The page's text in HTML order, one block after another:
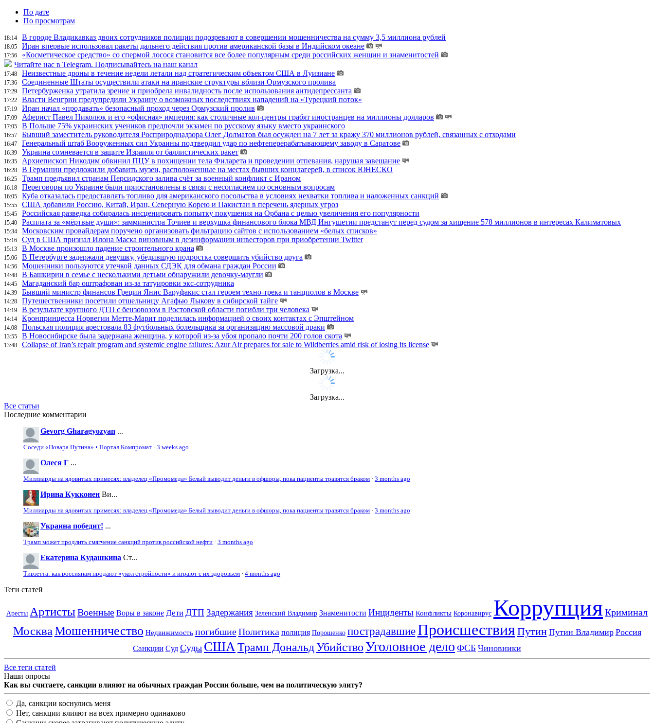
По дате
По просмотрам
18:14 В городе Владикавказ двоих сотрудников полиции подозревают в совершении мошенничества на сумму 3,5 миллиона рублей
18:05 Иран впервые использовал ракеты дальнего действия против американской базы в Индийском океане
17:56
«Косметическое средство» со спермой лосося становится все более популярным среди российских женщин и знаменитостей
Читайте нас в Telegram. Подписывайтесь на наш канал
17:48 Неизвестные дроны в течение недели летали над стратегическим объектом США в Луизиане
17:36 Соединенные Штаты осуществили атаки на иранские структуры вблизи Ормузского пролива
17:29 Петербурженка утратила зрение и приобрела инвалидность после использования антидепрессанта
17:22 Власти Венгрии предупредили Украину о возможных последствиях нападений на «Турецкий поток»
17:19 Иран начал «продавать» безопасный проход через Ормузский пролив
17:09 Аферист Павел Николюк и его «офисная» империя: как столичные кол-центры грабят иностранцев на миллионы долларов
17:05 В Польше 75% украинских учеников предпочли экзамен по русскому языку вместо украинского
16:57 Бывший заместитель руководителя Росприроднадзора Олег Долматов был осужден на 7 лет за кражу 370 миллионов рублей, связанных с отходами
16:47 Генеральный штаб Вооруженных сил Украины подтвердил удар по нефтеперерабатывающему заводу в Саратове
16:39 Украина сомневается в защите Израиля от баллистических ракет
16:35 Архиепископ Никодим обвинил ПЦУ в похищении тела Филарета и проведении отпевания, нарушая завещание
16:28 В Германии предложили добавить музеи, расположенные на местах бывших концлагерей, в список ЮНЕСКО
16:25 Трамп предъявил странам Персидского залива счёт за военный конфликт с Ираном
16:18 Переговоры по Украине были приостановлены в связи с несогласием по основным вопросам
16:05 Куба отказалась предоставлять топливо для американского посольства в условиях нехватки топлива и наложенных санкций
15:55 США добавили Россию, Китай, Иран, Северную Корею и Пакистан в перечень ядерных угроз
15:45 Российская разведка собиралась инсценировать попытку покушения на Орбана с целью увеличения его популярности
15:40 Расплата за «мёртвые души»: замминистра Точиев и верхушка финансового блока МВД Ингушетии предстанут перед судом за хищение 578 миллионов в интересах Калиматовых
15:34 Московским провайдерам поручено организовать фильтрацию сайтов с использованием «белых списков»
15:16 Суд в США признал Илона Маска виновным в дезинформации инвесторов при приобретении Twitter
15:13 В Москве произошло падение строительного крана
15:06 В Петербурге задержали девушку, убедившую подростка совершить убийство друга
14:56 Мошенники пользуются утечкой данных СДЭК для обмана граждан России
14:48 В Башкирии в семье с несколькими детьми обнаружили девочку-маугли
14:45 Магаданский бар оштрафован из-за татуировки экс-сотрудника
14:39 Бывший министр финансов Греции Янис Варуфакис стал героем техно-трека и танцполов в Москве
14:28 Путешественники посетили отшельницу Агафью Лыкову в сибирской тайге
14:19 В результате крупного ДТП с бензовозом в Ростовской области погибли три человека
14:14 Кронпринцесса Норвегии Метте-Марит поделилась информацией о своих контактах с Эпштейном
14:08 Польская полиция арестовала 83 футбольных болельщика за организацию массовой драки
13:55 В Новосибирске была задержана женщина, у которой из-за убоя пропало почти 200 голов скота
13:48 Collapse of Iran’s repair program and systemic engine failures: Azur Air prepares for sale to Wildberries amid risk of losing its license
Загрузка...
Загрузка...
Все статьи
Последние комментарии
Gevorg Gharagyozyan ...
Соседи «Повара Путина» • Портал Компромат · 3 weeks ago
Олеся Г ...
Миллиарды на ядовитых примесях: владелец «Промомеда» Белый выводит деньги в офшоры, пока пациенты травятся браком · 3 months ago
Ирина Кукконен Ви...
Миллиарды на ядовитых примесях: владелец «Промомеда» Белый выводит деньги в офшоры, пока пациенты травятся браком · 3 months ago
Украина победит! ...
Трамп может продлить смягчение санкций против российской нефти · 3 months ago
Екатерина Кудашкина Ст...
Тирзетта: как россиянам продают «укол стройности» и играют с их здоровьем · 4 months ago
Теги статей
Аресты АртистыВоенные Воры в законе Дети ДТП Задержания Зеленский Владимир Знаменитости Инциденты Конфликты Коронавирус КоррупцияКриминал
МоскваМошенничество Недвижимость погибшие Политика полиция Порошенко пострадавшие ПроисшествияПутин Путин Владимир Россия
Санкции Суд Суды США Трамп ДональдУбийство Уголовное дело ФСБ Чиновники
Все теги статей
Наши опросы
Как вы считаете, санкции влияют на обычных граждан России больше, чем на политическую элиту?
Да, санкции коснулись меня
Нет, санкции влияют на всех примерно одинаково